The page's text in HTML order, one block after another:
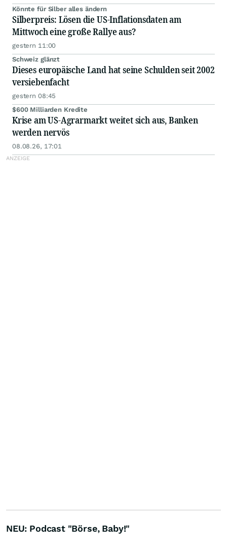
Könnte für Silber alles ändern
Silberpreis: Lösen die US-Inflationsdaten am
Mittwoch eine große Rallye aus?
gestern 11:00
Schweiz glänzt
Dieses europäische Land hat seine Schulden seit 2002
versiebenfacht
gestern 08:45
$600 Milliarden Kredite
Krise am US-Agrarmarkt weitet sich aus, Banken
werden nervös
08.08.26, 17:01
NEU: Podcast "Börse, Baby!"